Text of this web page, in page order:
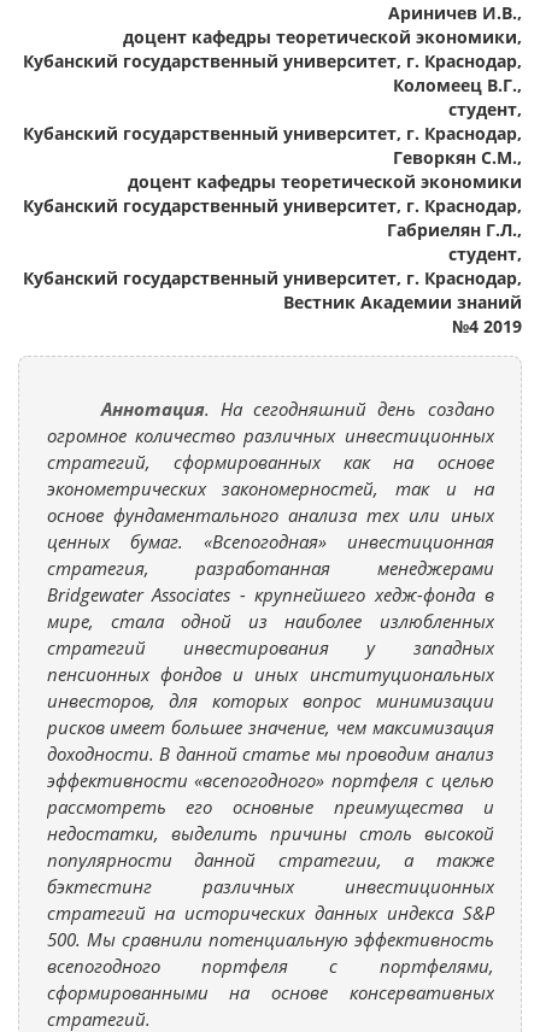
Ариничев И.В.,
доцент кафедры теоретической экономики,
Кубанский государственный университет, г. Краснодар,
Коломеец В.Г.,
студент,
Кубанский государственный университет, г. Краснодар,
Геворкян С.М.,
доцент кафедры теоретической экономики
Кубанский государственный университет, г. Краснодар,
Габриелян Г.Л.,
студент,
Кубанский государственный университет, г. Краснодар,
Вестник Академии знаний
№4 2019
Аннотация. На сегодняшний день создано
огромное количество различных инвестиционных
стратегий, сформированных как на основе
эконометрических закономерностей, так и на
основе фундаментального анализа тех или иных
ценных бумаг. «Всепогодная» инвестиционная
стратегия, разработанная менеджерами
Bridgewater Associates - крупнейшего хедж-фонда в
мире, стала одной из наиболее излюбленных
стратегий инвестирования у западных
пенсионных фондов и иных институциональных
инвесторов, для которых вопрос минимизации
рисков имеет большее значение, чем максимизация
доходности. В данной статье мы проводим анализ
эффективности «всепогодного» портфеля с целью
рассмотреть его основные преимущества и
недостатки, выделить причины столь высокой
популярности данной стратегии, а также
бэктестинг различных инвестиционных
стратегий на исторических данных индекса S&P
500. Мы сравнили потенциальную эффективность
всепогодного портфеля с портфелями,
сформированными на основе консервативных
стратегий.